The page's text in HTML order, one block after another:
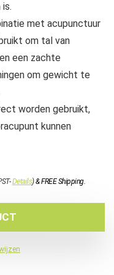
met acupunctuur
om tal van
een zachte
om gewicht te
worden gebruikt,
kunnen
Details)&FREE Shipping.